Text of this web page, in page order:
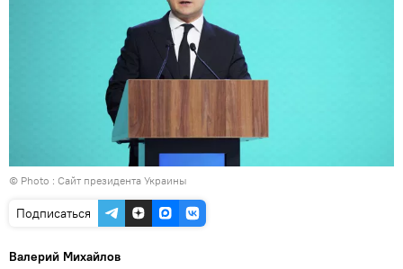
© Photo : Сайт президента Украины
Подписаться
Валерий Михайлов